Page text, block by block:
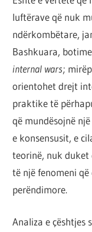
luftërave që nuk
ndërkombëtare,
Bashkuara,
internal wars;
orientohet drejt
praktike të
që mundësojnë
e konsensusit, e
teorinë, nuk duket
të një fenomeni
perëndimore.
Analiza e çështjes